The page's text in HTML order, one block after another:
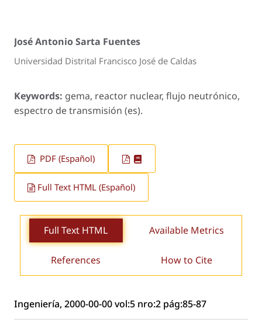
José Antonio Sarta Fuentes
Universidad Distrital Francisco José de Caldas
Keywords: gema, reactor nuclear, flujo neutrónico,
espectro de transmisión (es).
PDF (Español)
Full Text HTML (Español)
Full Text HTML Available Metrics
References How to Cite
Ingeniería, 2000-00-00 vol:5 nro:2 pág:85-87